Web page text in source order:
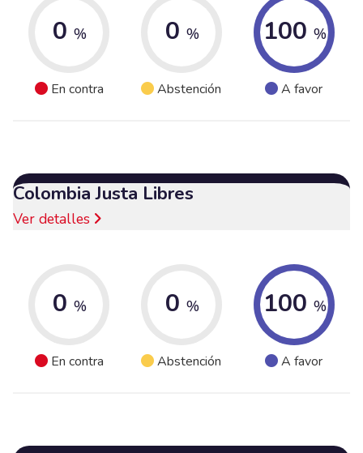
0 %
En contra
0 %
Abstención
100 %
A favor
Colombia Justa Libres
Ver detalles
0 %
En contra
0 %
Abstención
100 %
A favor